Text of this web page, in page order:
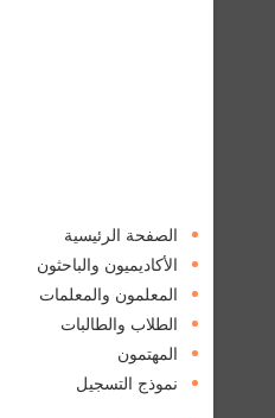
الصفحة الرئيسية
الأكاديميون والباحثون
المعلمون والمعلمات
الطلاب والطالبات
المهتمون
نموذج التسجيل